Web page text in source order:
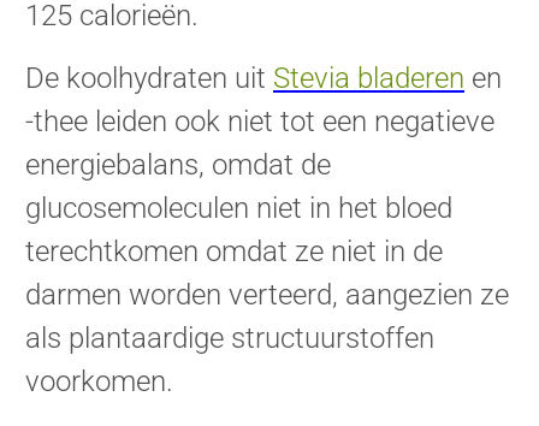
125 calorieën.
De koolhydraten uit Stevia bladeren en
-thee leiden ook niet tot een negatieve
energiebalans, omdat de
glucosemoleculen niet in het bloed
terechtkomen omdat ze niet in de
darmen worden verteerd, aangezien ze
als plantaardige structuurstoffen
voorkomen.